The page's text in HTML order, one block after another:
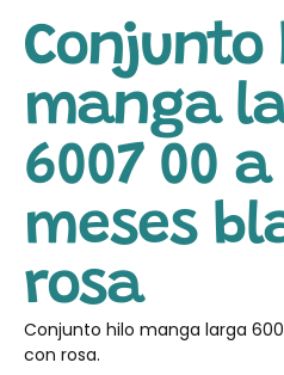
Conjunto
manga
6007 00 a
meses
rosa
Conjunto hilo manga larga
con rosa.